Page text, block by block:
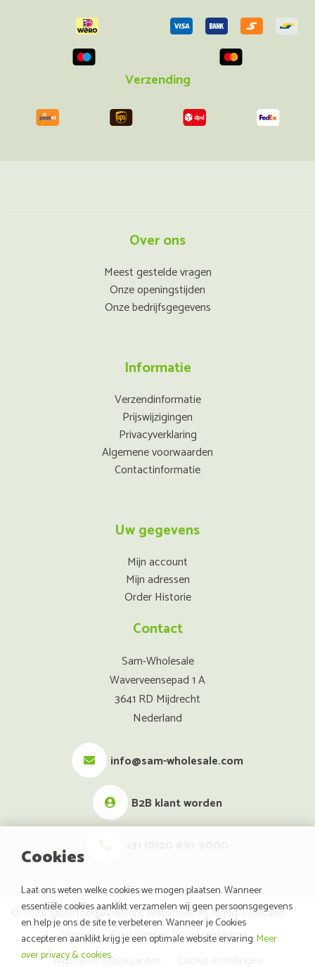
Cookies
Laat ons weten welke cookies we mogen plaatsen. Wanneer
essentiële cookies aanklikt verzamelen wij geen persoonsgegevens
en help je ons de site te verbeteren. Wanneer je Cookies
accepteren aanklikt krijg je een optimale website ervaring.Meer
over privacy & cookies.
Verzending
Over ons
Meest gestelde vragen
Onze openingstijden
Onze bedrijfsgegevens
Informatie
Verzendinformatie
Prijswijzigingen
Privacyverklaring
Algemene voorwaarden
Contactinformatie
Uw gegevens
Mijn account
Mijn adressen
Order Historie
Contact
Sam-Wholesale
Waverveensepad 1 A
3641 RD Mijdrecht
Nederland
info@sam-wholesale.com
B2B klant worden
© 2026 SuperfoodsAndMore Wholesale. All Rights Reserved.
Sitemap
Disclaimer
Privacyverklaring
Algemene voorwaarden